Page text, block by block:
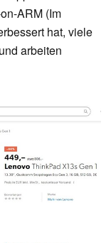
ARM (Im
hat, viele
arbeiten